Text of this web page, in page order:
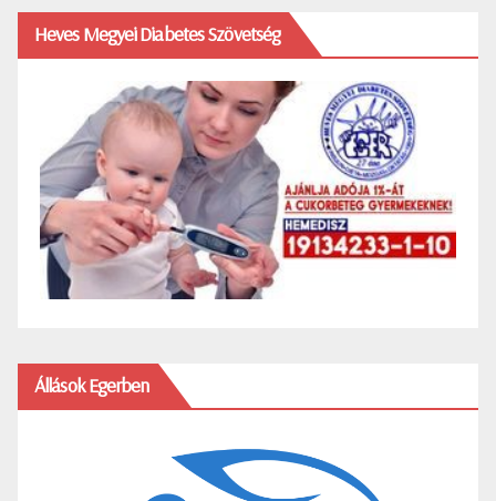
Heves Megyei Diabetes Szövetség
Állások Egerben